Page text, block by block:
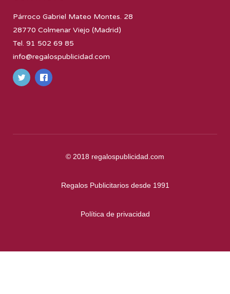
Párroco Gabriel Mateo Montes. 28
28770 Colmenar Viejo (Madrid)
Tel. 91 502 69 85
info@regalospublicidad.com
© 2018 regalospublicidad.com
Regalos Publicitarios desde 1991
Política de privacidad